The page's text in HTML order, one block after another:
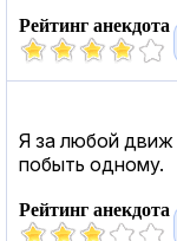
Рейтинг анекдота
Я за любой движ
побыть одному.
Рейтинг анекдота